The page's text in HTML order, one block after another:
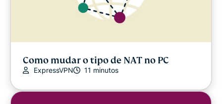
Como mudar o tipo de NAT no PC
ExpressVPN 11 minutos